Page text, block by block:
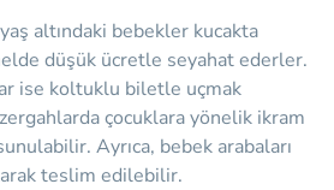
altındaki bebekler kucakta
düşük ücretle seyahat ederler.
ise koltuklu biletle uçmak
çocuklara yönelik ikram
Ayrıca, bebek arabaları
teslim edilebilir.